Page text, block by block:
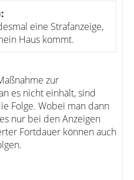
:
eine Strafanzeige,
Haus kommt.
zur
es nicht einhält, sind
Folge. Wobei man dann
nur bei den Anzeigen
Fortdauer können auch